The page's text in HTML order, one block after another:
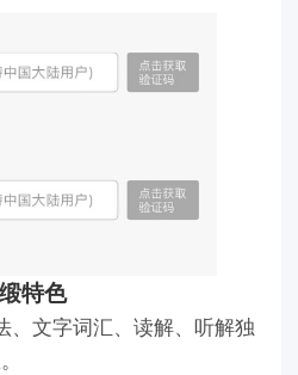
特色
、文字词汇、读解、听解独